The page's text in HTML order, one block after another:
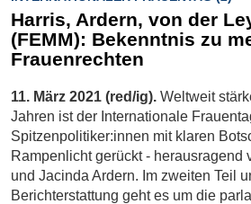
Harris, Ardern, von der
(FEMM): Bekenntnis zu
Frauenrechten
11. März 2021 (red/ig). Weltweit
Jahren ist der Internationale
Spitzenpolitiker:innen mit klaren
Rampenlicht gerückt - herausragend
und Jacinda Ardern. Im zweiten Teil
Berichterstattung geht es um die